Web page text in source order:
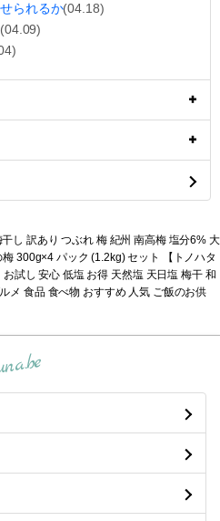
られるか(04.18)
(04.09)
干し 訳あり つぶれ 梅 紀州 南高梅 塩分6% 大
300g×4 パック (1.2kg) セット 【トノハタ
試し 安心 低塩 お得 天然塩 天日塩 梅干 和
メ 食品 食べ物 おすすめ 人気 ご飯のお供